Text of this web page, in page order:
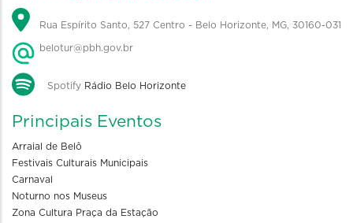
Rua Espírito Santo, 527 Centro - Belo Horizonte, MG, 30160-031
belotur@pbh.gov.br
Spotify Rádio Belo Horizonte
Principais Eventos
Arraial de Belô
Festivais Culturais Municipais
Carnaval
Noturno nos Museus
Zona Cultura Praça da Estação